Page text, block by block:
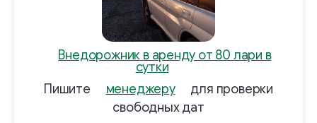
Внедорожник в аренду от 80 лари в
сутки
Пишите
менеджеру
для проверки
свободных дат